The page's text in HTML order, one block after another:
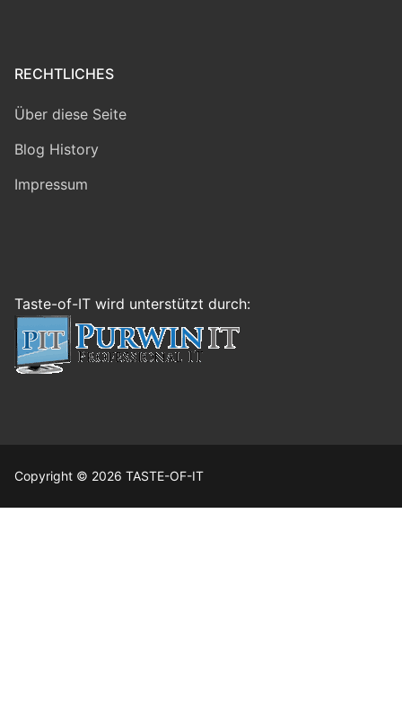
RECHTLICHES
Über diese Seite
Blog History
Impressum
Taste-of-IT wird unterstützt durch:
Copyright © 2026 TASTE-OF-IT